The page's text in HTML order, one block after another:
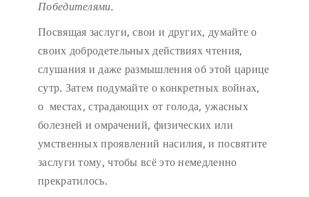
Победителями.
Посвящая заслуги, свои и других, думайте о
своих добродетельных действиях чтения,
слушания и даже размышления об этой царице
сутр. Затем подумайте о конкретных войнах,
о местах, страдающих от голода, ужасных
болезней и омрачений, физических или
умственных проявлений насилия, и посвятите
заслуги тому, чтобы всё это немедленно
прекратилось.